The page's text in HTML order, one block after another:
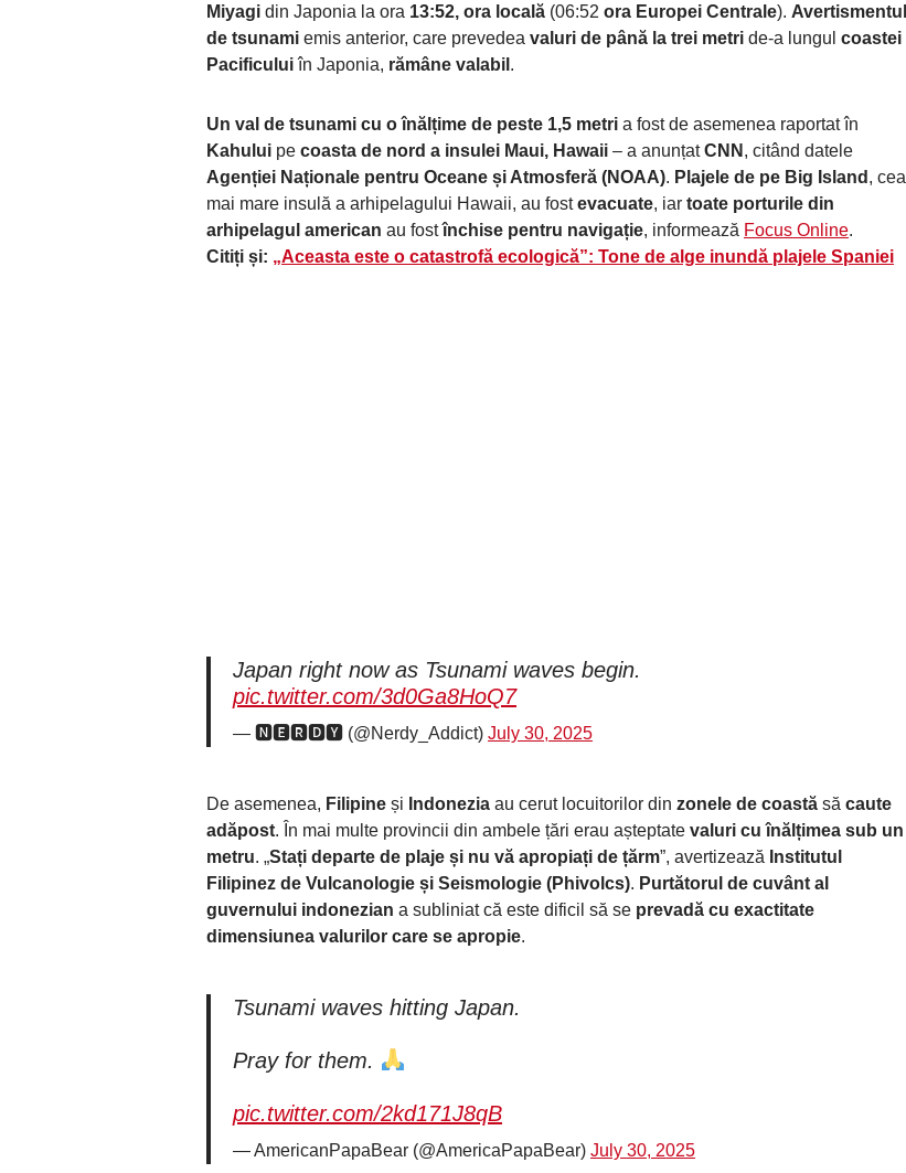
Miyagi din Japonia la ora 13:52, ora locală (06:52 ora Europei Centrale). Avertismentul
de tsunami emis anterior, care prevedea valuri de până la trei metri de-a lungul coastei
Pacificuluiîn Japonia, rămâne valabil .
Un val de tsunami cu o înălțime de peste 1,5 metri a fost de asemenea raportat în
Kahului pe coasta de nord a insulei Maui, Hawaii – a anunțatCNN , citând datele
Agenției Naționale pentru Oceane și Atmosferă (NOAA). Plajele de pe Big Island , cea
mai mare insulă a arhipelagului Hawaii, au fostevacuate, iar toate porturile din
arhipelagul american au fostînchise pentru navigație, informează Focus Online.
Citiți și: „Aceasta este o catastrofă ecologică”: Tone de alge inundă plajele Spaniei
Japan right now as Tsunami waves begin.
pic.twitter.com/3d0Ga8HoQ7
— 🅽🅴🆁🅳🆈 (@Nerdy_Addict) July 30, 2025
De asemenea, Filipine și Indonezia au cerut locuitorilor din zonele de coastă să caute
adăpost. În mai multe provincii din ambele țări erau așteptate valuri cu înălțimea sub un
metru. „Stați departe de plaje și nu vă apropiați de țărm”, avertizează Institutul
Filipinez de Vulcanologie și Seismologie (Phivolcs). Purtătorul de cuvânt al
guvernului indonezian a subliniat că este dificil să se prevadă cu exactitate
dimensiunea valurilor care se apropie.
Tsunami waves hitting Japan.
Pray for them.
pic.twitter.com/2kd171J8qB
— AmericanPapaBear (@AmericaPapaBear) July 30, 2025